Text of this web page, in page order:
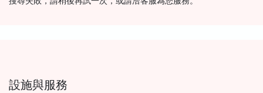
設施與服務